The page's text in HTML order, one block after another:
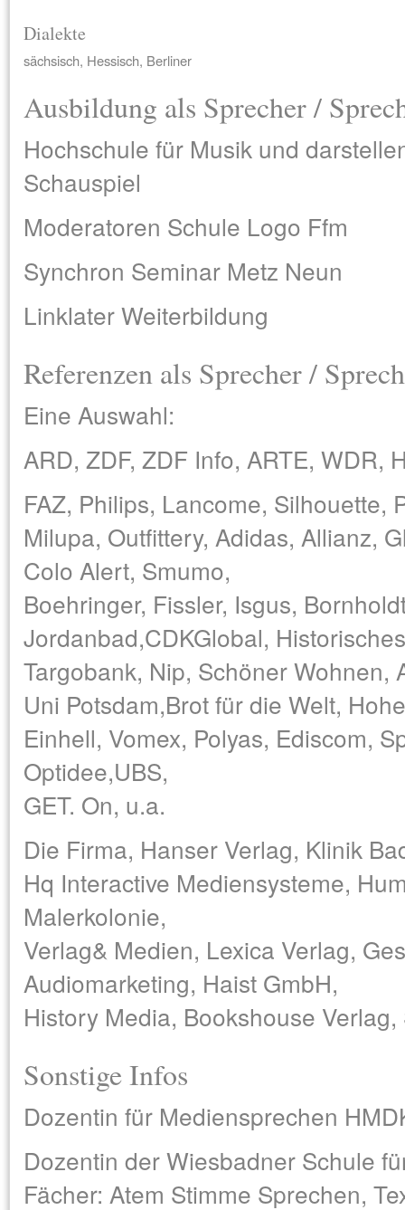
Dialekte
sächsisch, Hessisch, Berliner
Ausbildung als Sprecher /
Hochschule für Musik und
Schauspiel
Moderatoren Schule Logo Ffm
Synchron Seminar Metz Neun
Linklater Weiterbildung
Referenzen als Sprecher /
Eine Auswahl:
ARD, ZDF, ZDF Info, ARTE, WDR,
FAZ, Philips, Lancome, Silhouette,
Milupa, Outfittery, Adidas, Allianz,
Colo Alert, Smumo,
Boehringer, Fissler, Isgus,
Jordanbad,CDKGlobal,
Targobank, Nip, Schöner Wohnen,
Uni Potsdam,Brot für die Welt,
Einhell, Vomex, Polyas, Ediscom,
Optidee,UBS,
GET. On, u.a.
Die Firma, Hanser Verlag, Klinik
Hq Interactive Mediensysteme,
Malerkolonie,
Verlag& Medien, Lexica Verlag,
Audiomarketing, Haist GmbH,
History Media, Bookshouse
Sonstige Infos
Dozentin für Mediensprechen
Dozentin der Wiesbadner Schule
Fächer: Atem Stimme Sprechen,